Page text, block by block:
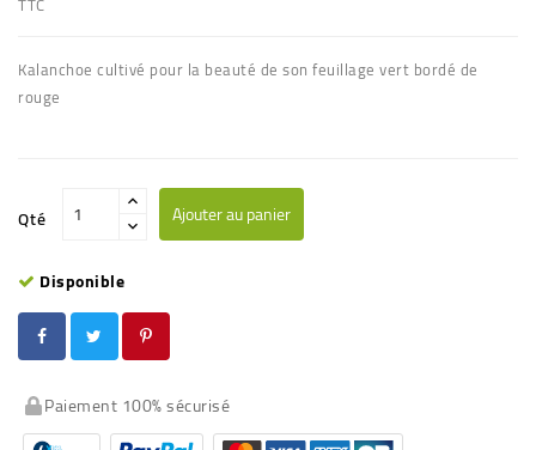
Kalanchoe cultivé pour la beauté de son feuillage vert bordé de
rouge
Qté Ajouter au panier
Disponible
Paiement 100% sécurisé